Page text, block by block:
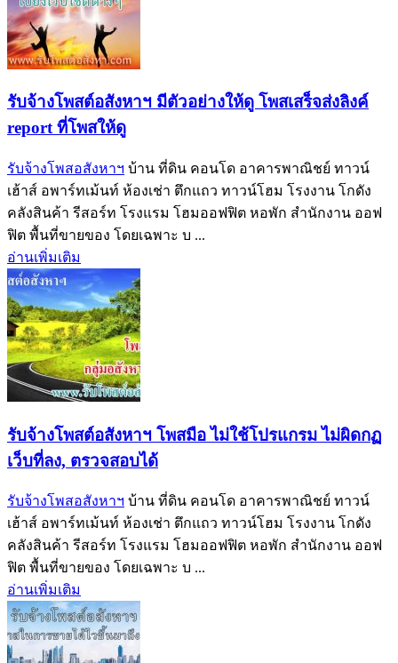
รับจ้างโพสต์อสังหาฯ มีตัวอย่างให้ดู โพสเสร็จส่งลิงค์
report ที่โพสให้ดู
รับจ้างโพสอสังหาฯ บ้าน ที่ดิน คอนโด อาคารพาณิชย์ ทาวน์
เฮ้าส์ อพาร์ทเม้นท์ ห้องเช่า ตึกแถว ทาวน์โฮม โรงงาน โกดัง
คลังสินค้า รีสอร์ท โรงแรม โฮมออฟฟิต หอพัก สำนักงาน ออฟ
ฟิต พื้นที่ขายของ โดยเฉพาะ บ ...
อ่านเพิ่มเติม
รับจ้างโพสต์อสังหาฯ โพสมือ ไม่ใช้โปรแกรม ไม่ผิดกฏ
เว็บที่ลง, ตรวจสอบได้
รับจ้างโพสอสังหาฯ บ้าน ที่ดิน คอนโด อาคารพาณิชย์ ทาวน์
เฮ้าส์ อพาร์ทเม้นท์ ห้องเช่า ตึกแถว ทาวน์โฮม โรงงาน โกดัง
คลังสินค้า รีสอร์ท โรงแรม โฮมออฟฟิต หอพัก สำนักงาน ออฟ
ฟิต พื้นที่ขายของ โดยเฉพาะ บ ...
อ่านเพิ่มเติม